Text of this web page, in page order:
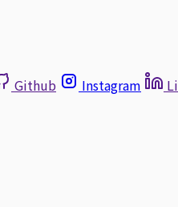
Github Instagram